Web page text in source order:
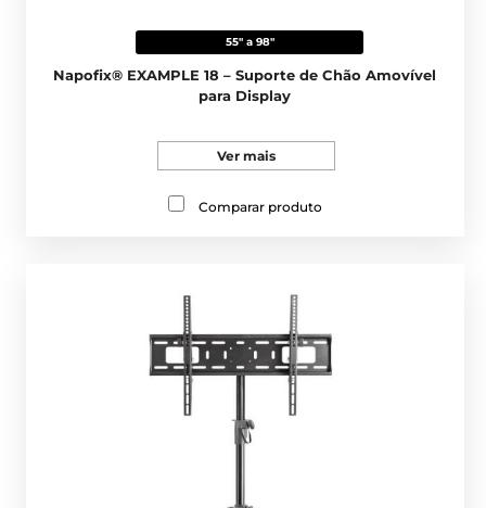
55" a 98"
Napofix® EXAMPLE 18 – Suporte de Chão Amovível
para Display
Ver mais
Comparar produto